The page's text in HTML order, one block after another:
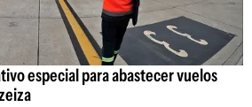
especial para abastecer vuelos